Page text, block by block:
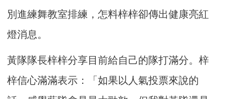
別進練舞教室排練，怎料梓梓卻傳出健康亮紅
燈消息。
黃隊隊長梓梓分享目前給自己的隊打滿分。梓
梓信心滿滿表示：「如果以人氣投票來說的